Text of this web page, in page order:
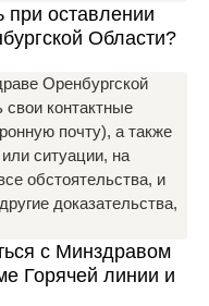
при оставлении
Области?
Оренбургской
контактные
почту), а также
ситуации, на
обстоятельства, и
доказательства,
с Минздравом
Горячей линии и